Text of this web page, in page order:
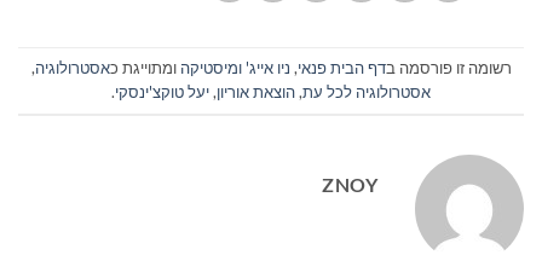
רשומה זו פורסמה בדף הבית פנאי, ניו אייג' ומיסטיקה ומתוייגת כאסטרולוגיה,
אסטרולוגיה לכל עת,הוצאת אוריון,יעל טוקצ'ינסקי.
ZNOY